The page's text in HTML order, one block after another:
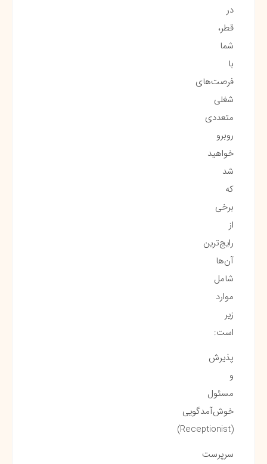
در
قطر،
شما
با
فرصت‌های
شغلی
متعددی
روبرو
خواهید
شد
که
برخی
از
رایج‌ترین
آن‌ها
شامل
موارد
زیر
است:
پذیرش
و
مسئول
خوش‌آمدگویی
(Receptionist)
سرپرست